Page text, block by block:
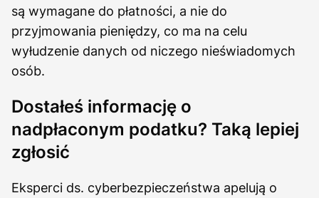
są wymagane do płatności, a nie do
przyjmowania pieniędzy, co ma na celu
wyłudzenie danych od niczego nieświadomych
osób.
Dostałeś informację o
nadpłaconym podatku? Taką lepiej
zgłosić
Eksperci ds. cyberbezpieczeństwa apelują o